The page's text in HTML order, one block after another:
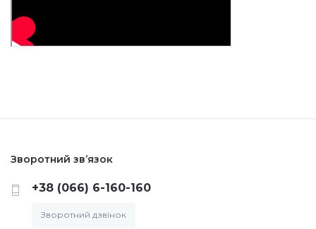
Зворотний зв’язок
+38 (066) 6-160-160
Зворотний дзвінок